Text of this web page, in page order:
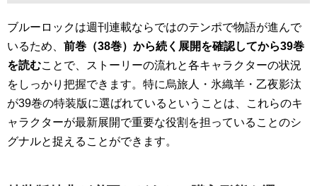
ブルーロックは週刊連載ならではのテンポで物語が進んで
いるため、 前巻（38巻）から続く展開を確認してから39巻
を読むことで、ストーリーの流れと各キャラクターの状況
をしっかり把握できます。特に烏旅人・氷織羊・乙夜影汰
が39巻の特装版に選ばれているということは、これらのキ
ャラクターが最新展開で重要な役割を担っていることのシ
グナルと捉えることができます。